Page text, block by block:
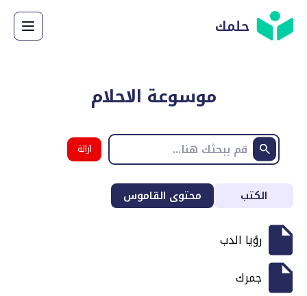
حلمك
موسوعة الاحلام
ازالة
البحث
الكتب محتوى القاموس
رؤيا الدب
جمرك